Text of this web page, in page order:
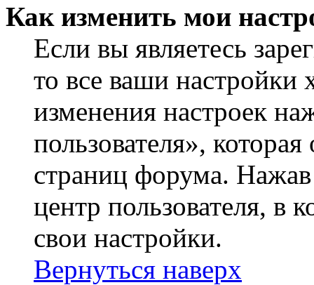
Как изменить мои
Если вы являетесь
то все ваши настройки
изменения настроек
пользователя»,
страниц форума.
центр пользователя, в
свои настройки.
Вернуться наверх